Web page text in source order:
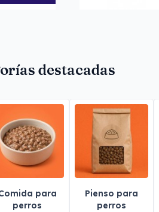
destacadas
para
perros
Pienso para
perros